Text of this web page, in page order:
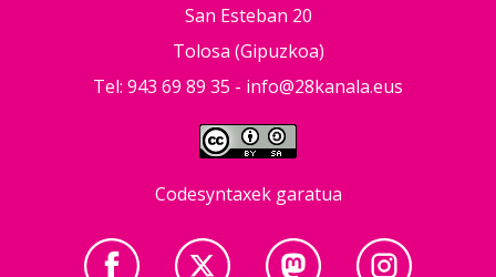
San Esteban 20
Tolosa (Gipuzkoa)
Tel: 943 69 89 35 - info@28kanala.eus
Codesyntaxek garatua